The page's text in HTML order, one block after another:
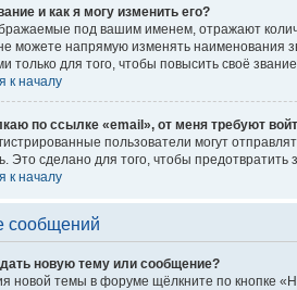
и как я могу изменить его?
под вашим именем, отражают
можете напрямую изменять наименования
только для того, чтобы повысить своё
к началу
по ссылке «email», от меня требуют
пользователи могут
Это сделано для того, чтобы
к началу
сообщений
новую тему или сообщение?
новой темы в форуме щёлкните по кнопке